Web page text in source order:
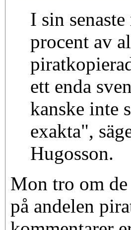
I sin
procent av
ett enda
kanske inte
exakta",
Hugosson.
Mon tro om
på andelen